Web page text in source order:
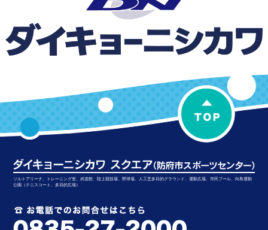
ソルトアリーナ、トレーニング室、武道館、陸上競技場、野球場、人工芝多目的グラウンド、運動広場、市民プール、向島運動
公園（テニスコート、多目的広場）